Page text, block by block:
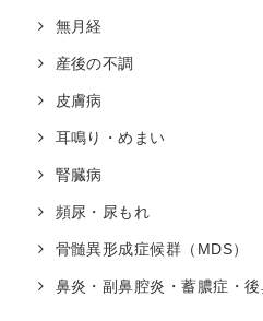
無月経
産後の不調
皮膚病
耳鳴り・めまい
腎臓病
頻尿・尿もれ
骨髄異形成症候群（MDS）
鼻炎・副鼻腔炎・蓄膿症・